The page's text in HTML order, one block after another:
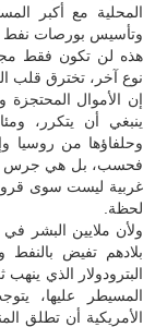
المحلية مع أكبر
وتأسيس بورصات نفط
هذه لن تكون فقط
نوع آخر، تخترق قلب
إن الأموال المحتجزة
ينبغي أن يتكرر،
وحلفاؤها من روسيا
فحسب، بل هي جرس
غربية ليست سوى
لحظة.
ولأن ملايين البشر في
بلادهم تفيض بالنفط
البترودولار الذي
المسيطر عليها،
الأمريكية أن تطلق